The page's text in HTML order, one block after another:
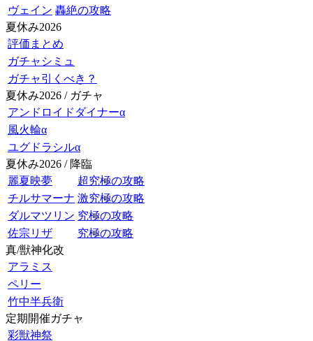
ヴェイン 轟絶の攻略
夏休み2026
評価まとめ
ガチャシミュ
ガチャ引くべき？
夏休み2026 / ガチャ
アンドロイドダイナーα
風火輪α
ユグドラシルα
夏休み2026 / 降臨
麗夏映夢
超究極の攻略
チルサマーナ 激究極の攻略
ダルマツリン 究極の攻略
佐宗リザ
究極の攻略
真/獣神化改
アラミス
ペリー
竹中半兵衛
定期開催ガチャ
彩獣神祭